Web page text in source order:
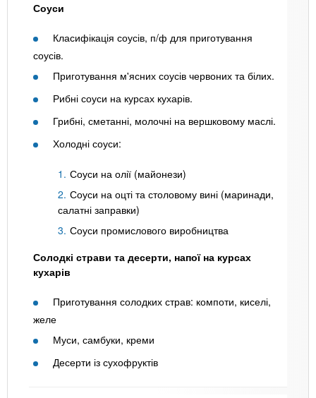
Соуси
Класифікація соусів, п/ф для приготування
соусів.
Приготування м'ясних соусів червоних та білих.
Рибні соуси на курсах кухарів.
Грибні, сметанні, молочні на вершковому маслі.
Холодні соуси:
Соуси на олії (майонези)
Соуси на оцті та столовому вині (маринади,
салатні заправки)
Соуси промислового виробництва
Солодкі страви та десерти, напої на курсах
кухарів
Приготування солодких страв: компоти, киселі,
желе
Муси, самбуки, креми
Десерти із сухофруктів